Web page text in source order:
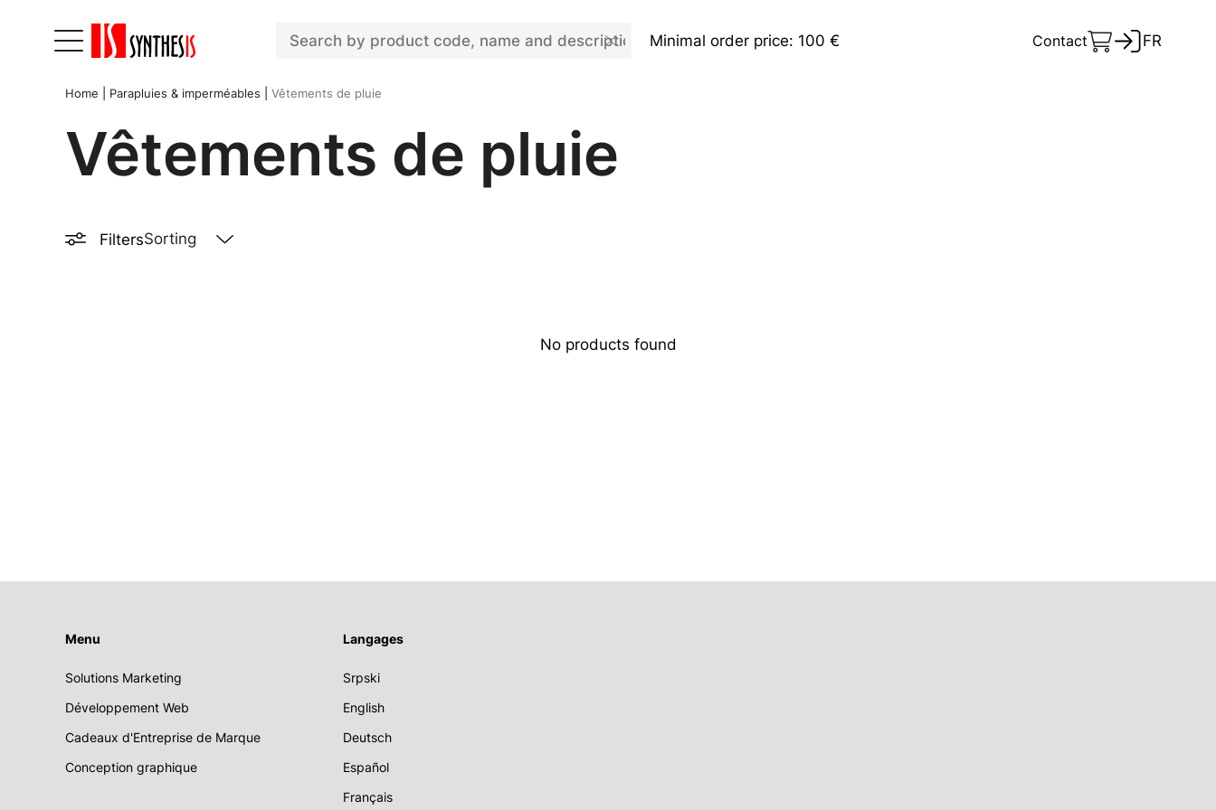
Minimal order price: 100 € Contact FR
Home Parapluies & imperméables Vêtements de pluie
Vêtements de pluie
Filters
No products found
Menu
Solutions Marketing
Développement Web
Cadeaux d'Entreprise de Marque
Conception graphique
Langages
Srpski
English
Deutsch
Español
Français